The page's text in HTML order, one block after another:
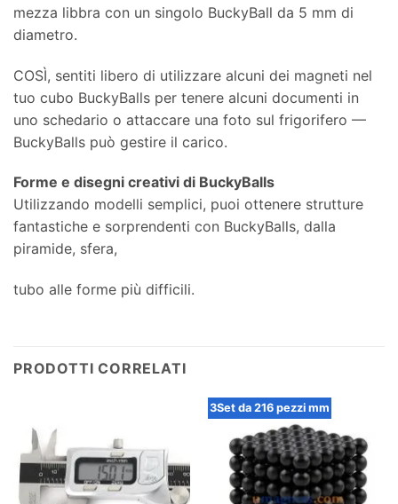
mezza libbra con un singolo BuckyBall da 5 mm di
diametro.
COSÌ, sentiti libero di utilizzare alcuni dei magneti nel
tuo cubo BuckyBalls per tenere alcuni documenti in
uno schedario o attaccare una foto sul frigorifero —
BuckyBalls può gestire il carico.
Forme e disegni creativi di BuckyBalls
Utilizzando modelli semplici, puoi ottenere strutture
fantastiche e sorprendenti con BuckyBalls, dalla
piramide, sfera,
tubo alle forme più difficili.
PRODOTTI CORRELATI
3Set da 216 pezzi mm